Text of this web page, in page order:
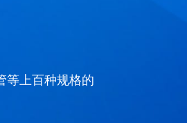
等上百种规格的